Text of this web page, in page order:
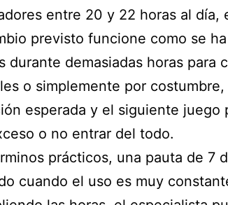
entre 20 y 22 horas al día,
previsto funcione como se
durante demasiadas horas para
o simplemente por
esperada y el siguiente juego
o no entrar del todo.
prácticos, una pauta de 7
cuando el uso es muy